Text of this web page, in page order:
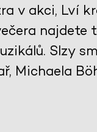
v akci, Lví
najdete
Slzy
Michaela